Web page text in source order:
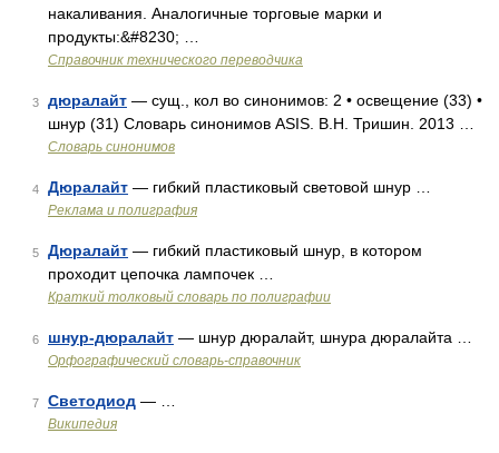
накаливания. Аналогичные торговые марки и
продукты:&#8230; …
Справочник технического переводчика
3 дюралайт — сущ., кол во синонимов: 2 • освещение (33) •
шнур (31) Словарь синонимов ASIS. В.Н. Тришин. 2013 …
Словарь синонимов
4 Дюралайт — гибкий пластиковый световой шнур …
Реклама и полиграфия
5 Дюралайт — гибкий пластиковый шнур, в котором
проходит цепочка лампочек …
Краткий толковый словарь по полиграфии
6 шнур-дюралайт — шнур дюралайт, шнура дюралайта …
Орфографический словарь-справочник
7 Светодиод — …
Википедия